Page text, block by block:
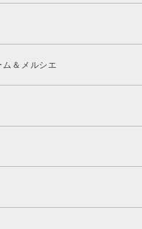
ム＆メルシエ